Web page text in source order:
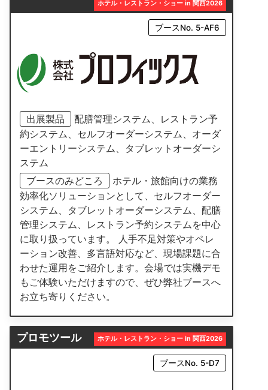
ホテル・レストラン・ショー in 関西2026
ブースNo. 5-AF6
出展製品
配膳管理システム、レストラン予
約システム、セルフオーダーシステム、オーダ
ーエントリーシステム、タブレットオーダーシ
ステム
ブースのみどころ
ホテル・旅館向けの業務
効率化ソリューションとして、セルフオーダー
システム、タブレットオーダーシステム、配膳
管理システム、レストラン予約システムを中心
に取り扱っています。 人手不足対策やオペレ
ーション改善、多言語対応など、現場課題に合
わせた運用をご紹介します。会場では実機デモ
もご体験いただけますので、ぜひ弊社ブースへ
お立ち寄りください。
プロモツール ホテル・レストラン・ショー in 関西2026
ブースNo. 5-D7